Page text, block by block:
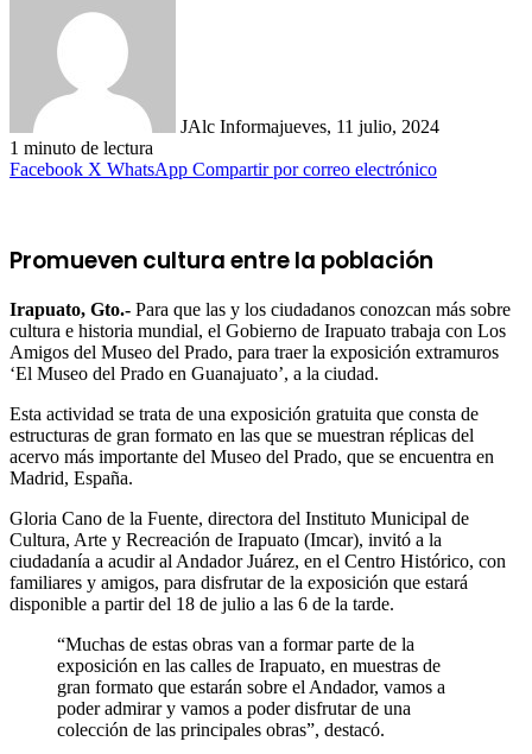
JAlc Informajueves, 11 julio, 2024
1 minuto de lectura
Facebook X WhatsApp Compartir por correo electrónico
Promueven cultura entre la población
Irapuato, Gto.- Para que las y los ciudadanos conozcan más sobre
cultura e historia mundial, el Gobierno de Irapuato trabaja con Los
Amigos del Museo del Prado, para traer la exposición extramuros
‘El Museo del Prado en Guanajuato’, a la ciudad.
Esta actividad se trata de una exposición gratuita que consta de
estructuras de gran formato en las que se muestran réplicas del
acervo más importante del Museo del Prado, que se encuentra en
Madrid, España.
Gloria Cano de la Fuente, directora del Instituto Municipal de
Cultura, Arte y Recreación de Irapuato (Imcar), invitó a la
ciudadanía a acudir al Andador Juárez, en el Centro Histórico, con
familiares y amigos, para disfrutar de la exposición que estará
disponible a partir del 18 de julio a las 6 de la tarde.
“Muchas de estas obras van a formar parte de la
exposición en las calles de Irapuato, en muestras de
gran formato que estarán sobre el Andador, vamos a
poder admirar y vamos a poder disfrutar de una
colección de las principales obras”, destacó.